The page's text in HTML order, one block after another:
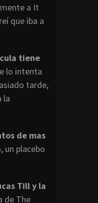
a It
que iba a
tiene
lo intenta
tarde,
la
de mas
un placebo
Till y la
de The